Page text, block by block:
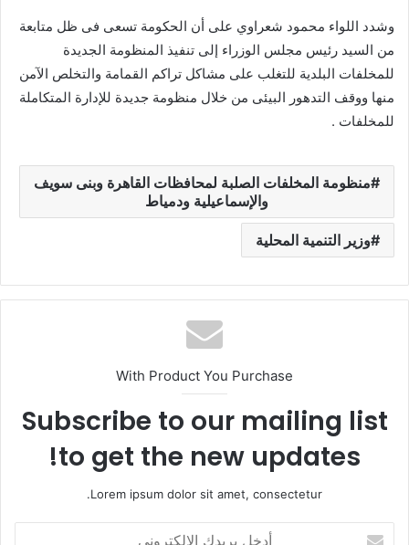
وشدد اللواء محمود شعراوي على أن الحكومة تسعى فى ظل متابعة
من السيد رئيس مجلس الوزراء إلى تنفيذ المنظومة الجديدة
للمخلفات البلدية للتغلب على مشاكل تراكم القمامة والتخلص الآمن
منها ووقف التدهور البيئى من خلال منظومة جديدة للإدارة المتكاملة
للمخلفات .
منظومة المخلفات الصلبة لمحافظات القاهرة وبنى سويف
والإسماعيلية ودمياط
وزير التنمية المحلية
With Product You Purchase
Subscribe to our mailing list
to get the new updates!
Lorem ipsum dolor sit amet, consectetur.